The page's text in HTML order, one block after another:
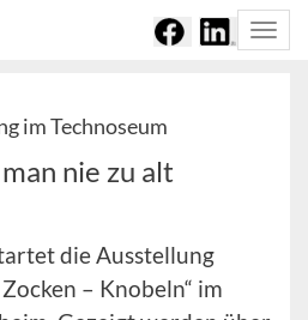
im Technoseum
nie zu alt
die Ausstellung
– Knobeln“ im